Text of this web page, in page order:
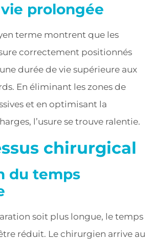
prolongée
terme montrent que les
correctement positionnés
durée de vie supérieure aux
En éliminant les zones de
et en optimisant la
l’usure se trouve ralentie.
chirurgical
du temps
soit plus longue, le temps
réduit. Le chirurgien arrive au